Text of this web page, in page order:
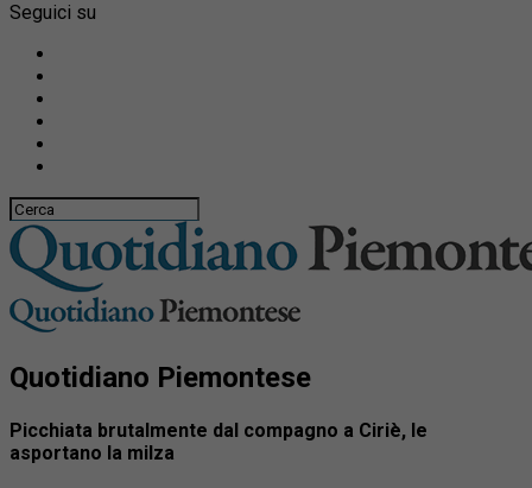
Seguici su
Quotidiano Piemontese
Picchiata brutalmente dal compagno a Ciriè, le
asportano la milza